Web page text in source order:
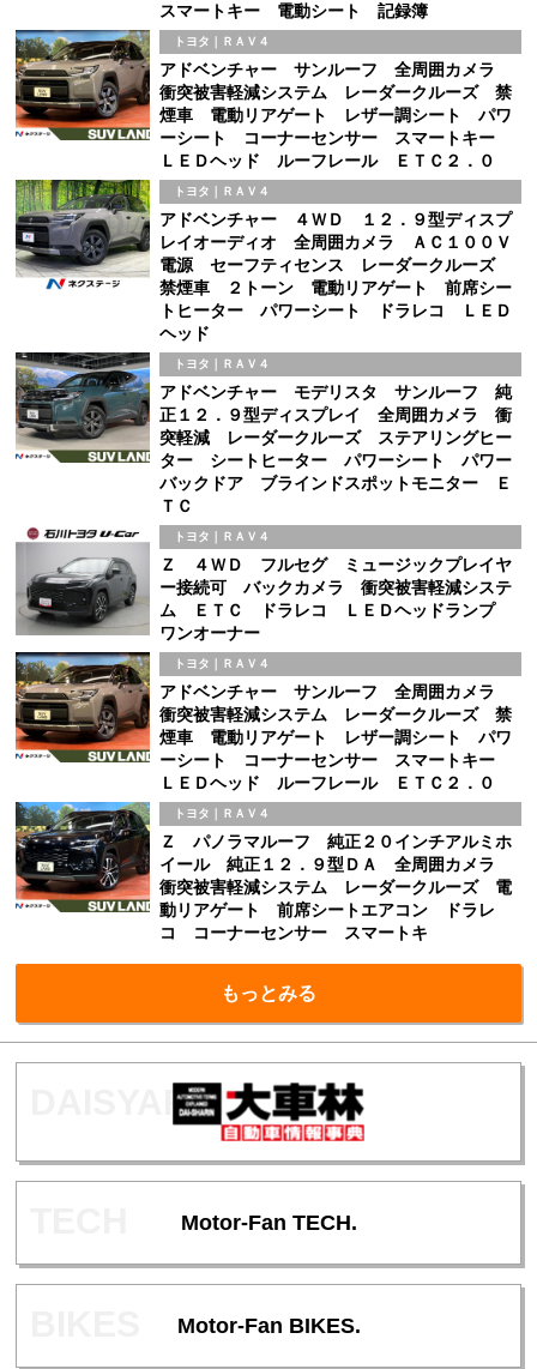
スマートキー 電動シート 記録簿
トヨタ｜ＲＡＶ４
アドベンチャー サンルーフ 全周囲カメラ
衝突被害軽減システム レーダークルーズ 禁
煙車 電動リアゲート レザー調シート パワ
ーシート コーナーセンサー スマートキー
ＬＥＤヘッド ルーフレール ＥＴＣ２．０
トヨタ｜ＲＡＶ４
アドベンチャー ４ＷＤ １２．９型ディスプ
レイオーディオ 全周囲カメラ ＡＣ１００Ｖ
電源 セーフティセンス レーダークルーズ
禁煙車 ２トーン 電動リアゲート 前席シー
トヒーター パワーシート ドラレコ ＬＥＤ
ヘッド
トヨタ｜ＲＡＶ４
アドベンチャー モデリスタ サンルーフ 純
正１２．９型ディスプレイ 全周囲カメラ 衝
突軽減 レーダークルーズ ステアリングヒー
ター シートヒーター パワーシート パワー
バックドア ブラインドスポットモニター Ｅ
ＴＣ
トヨタ｜ＲＡＶ４
Ｚ ４ＷＤ フルセグ ミュージックプレイヤ
ー接続可 バックカメラ 衝突被害軽減システ
ム ＥＴＣ ドラレコ ＬＥＤヘッドランプ
ワンオーナー
トヨタ｜ＲＡＶ４
アドベンチャー サンルーフ 全周囲カメラ
衝突被害軽減システム レーダークルーズ 禁
煙車 電動リアゲート レザー調シート パワ
ーシート コーナーセンサー スマートキー
ＬＥＤヘッド ルーフレール ＥＴＣ２．０
トヨタ｜ＲＡＶ４
Ｚ パノラマルーフ 純正２０インチアルミホ
イール 純正１２．９型ＤＡ 全周囲カメラ
衝突被害軽減システム レーダークルーズ 電
動リアゲート 前席シートエアコン ドラレ
コ コーナーセンサー スマートキ
もっとみる
Motor-Fan TECH.
Motor-Fan BIKES.